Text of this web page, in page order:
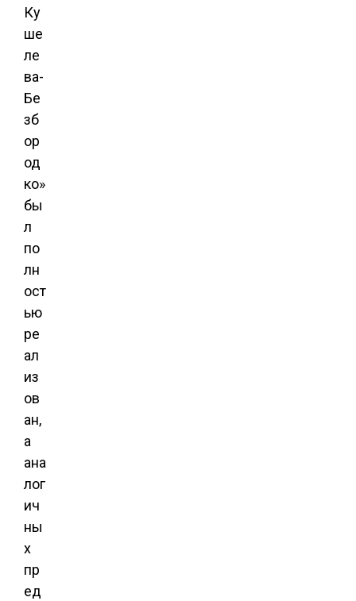
Ку
ше
ле
ва-
Бе
зб
ор
од
ко»
бы
л
по
лн
ост
ью
ре
ал
из
ов
ан,
а
ана
лог
ич
ны
х
пр
ед